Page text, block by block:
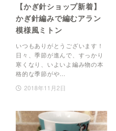
【かぎ針ショップ新着】
かぎ針編みで編むアラン
模様風ミトン
いつもありがとうございます！
日々、季節が進んで、すっかり
寒くなり、いよいよ編み物の本
格的な季節がや…
2018年11月2日